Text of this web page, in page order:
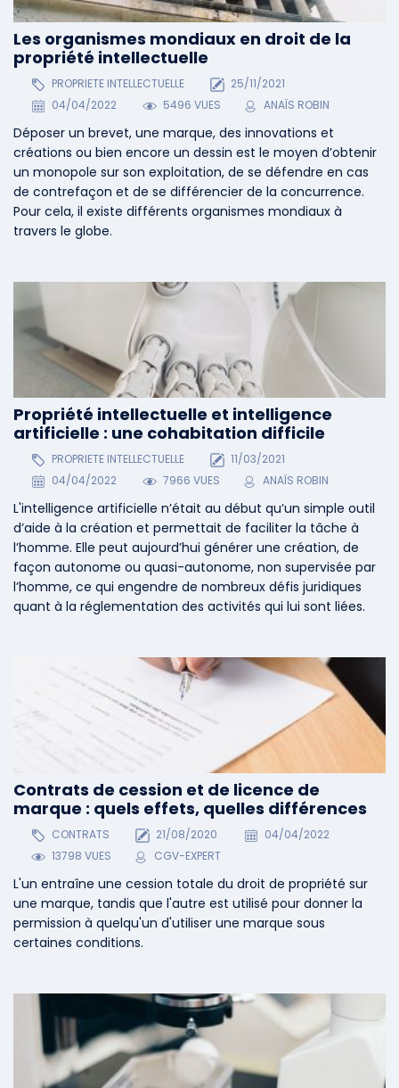
Contrats de cession et de licence de
marque : quels effets, quelles différences
CONTRATS 21/08/2020
04/04/2022
13798 VUES
CGV-EXPERT
L'un entraîne une cession totale du droit de propriété sur
une marque, tandis que l'autre est utilisé pour donner la
permission à quelqu'un d'utiliser une marque sous
certaines conditions.
Propriété intellectuelle et intelligence
artificielle : une cohabitation difficile
PROPRIETE INTELLECTUELLE
11/03/2021
04/04/2022
7966 VUES ANAÏS ROBIN
L'intelligence artificielle n’était au début qu’un simple outil
d’aide à la création et permettait de faciliter la tâche à
l’homme. Elle peut aujourd’hui générer une création, de
façon autonome ou quasi-autonome, non supervisée par
l’homme, ce qui engendre de nombreux défis juridiques
quant à la réglementation des activités qui lui sont liées.
Les organismes mondiaux en droit de la
propriété intellectuelle
PROPRIETE INTELLECTUELLE
25/11/2021
04/04/2022
5496 VUES ANAÏS ROBIN
Déposer un brevet, une marque, des innovations et
créations ou bien encore un dessin est le moyen d’obtenir
un monopole sur son exploitation, de se défendre en cas
de contrefaçon et de se différencier de la concurrence.
Pour cela, il existe différents organismes mondiaux à
travers le globe.